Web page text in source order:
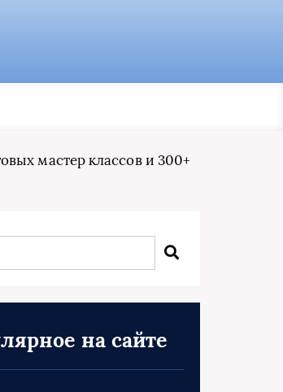
мастер классов и 300+
на сайте